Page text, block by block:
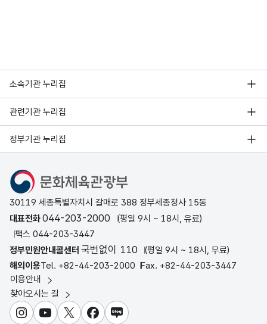
소속기관 누리집
관련기관 누리집
정부기관 누리집
문화체육관광부
30119 세종특별자치시 갈매로 388 정부세종청사 15동
대표전화044-203-2000
(평일 9시 ~ 18시, 유료)
팩스 044-203-3447
정부민원안내콜센터 국번없이 110
(평일 9시 ~ 18시, 무료)
해외이용Tel. +82-44-203-2000 Fax. +82-44-203-3447
이용안내
찾아오시는 길
인스타그램
유튜브X 페이스북
블로그